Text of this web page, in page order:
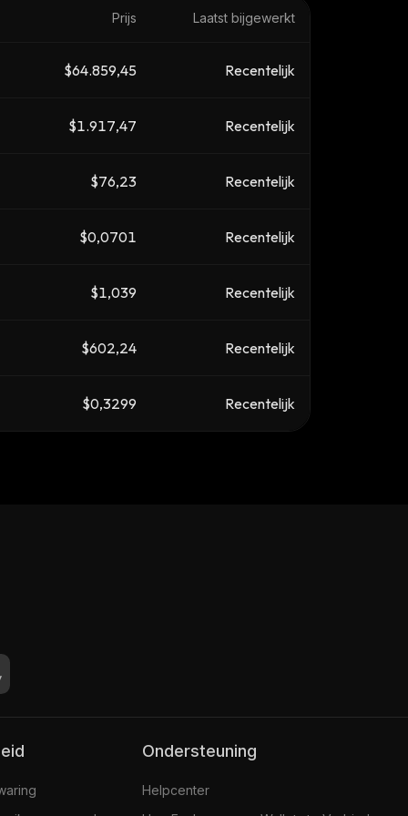
Prijs Laatst bijgewerkt
$64.859,45 Recentelijk
$1.917,47 Recentelijk
$76,23 Recentelijk
$0,0701 Recentelijk
$1,039 Recentelijk
$602,24 Recentelijk
$0,3299 Recentelijk
Ondersteuning
Helpcenter